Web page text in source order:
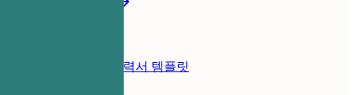
이력서 템플릿